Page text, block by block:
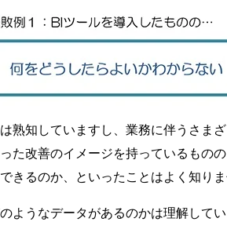
熟知していますし、業務に伴うさま
た改善のイメージを持っているもの
きるのか、といったことはよく知りま
ようなデータがあるのかは理解して